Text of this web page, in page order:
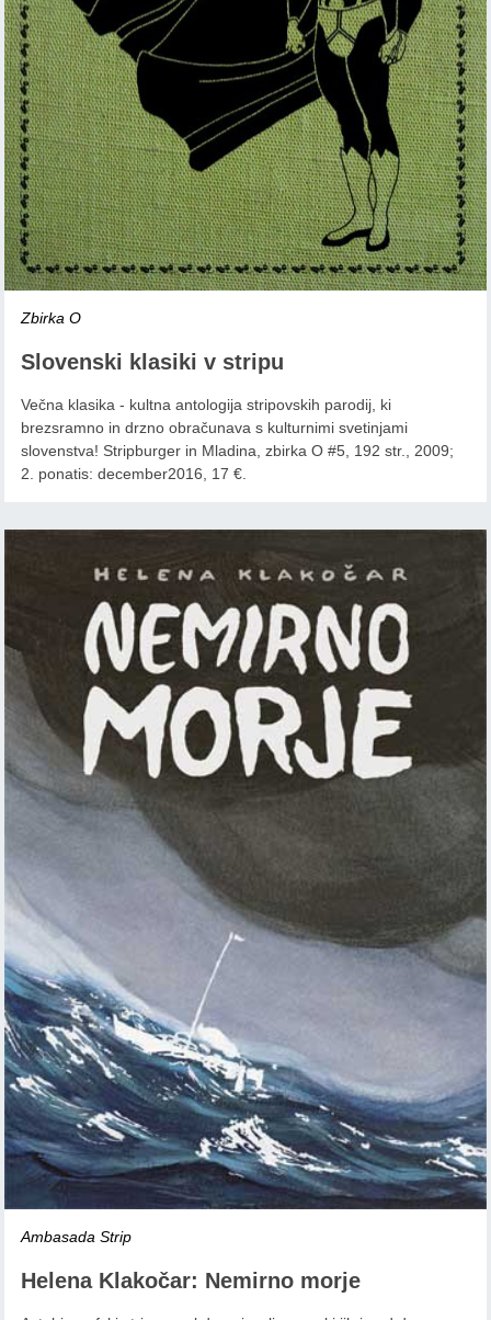
Zbirka O
Slovenski klasiki v stripu
Večna klasika - kultna antologija stripovskih parodij, ki
brezsramno in drzno obračunava s kulturnimi svetinjami
slovenstva! Stripburger in Mladina, zbirka O #5, 192 str., 2009;
2. ponatis: december2016, 17 €.
Ambasada Strip
Helena Klakočar: Nemirno morje